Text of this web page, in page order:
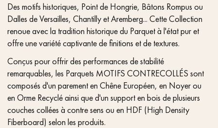
Obtenez un devis gratuit !
Des motifs historiques, Point de Hongrie, Bâtons Rompus ou
Dalles de Versailles, Chantilly et Aremberg... Cette Collection
renoue avec la tradition historique du Parquet à l'état pur et
offre une variété captivante de finitions et de textures.
Conçus pour offrir des performances de stabilité
remarquables, les Parquets MOTIFS CONTRECOLLÉS sont
composés d'un parement en Chêne Européen, en Noyer ou
en Orme Recyclé ainsi que d'un support en bois de plusieurs
couches collées à contre sens ou en HDF (High Density
Fiberboard) selon les produits.